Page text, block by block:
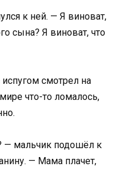
к ней. — Я виноват,
сына? Я виноват, что
смотрел на
что-то ломалось,
— мальчик подошёл к
— Мама плачет,